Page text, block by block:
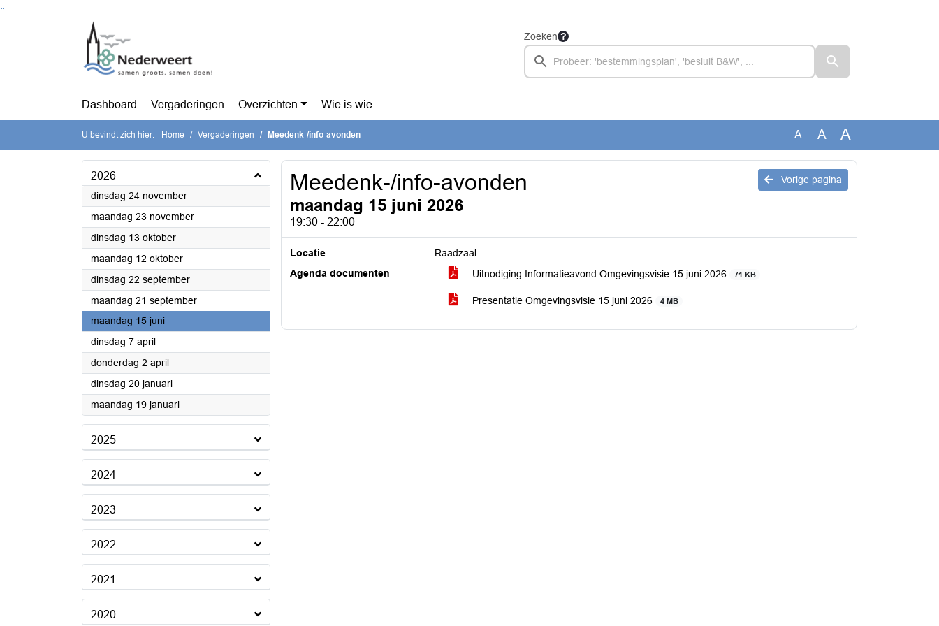
Zoeken
Dashboard Vergaderingen Overzichten Wie is wie
U bevindt zich hier: Home Vergaderingen Meedenk-/info-avonden A A A
2026
dinsdag 24 november2026
maandag 23 november2026
dinsdag 13 oktober2026
maandag 12 oktober2026
dinsdag 22 september2026
maandag 21 september2026
maandag 15 juni2026
dinsdag 7 april2026
donderdag 2 april2026
dinsdag 20 januari2026
maandag 19 januari2026
2025
2024
2023
2022
2021
2020
Vorige pagina
Meedenk-/info-avonden
maandag 15 juni 2026
19:30 - 22:00
Locatie
Raadzaal
Agenda documenten
Uitnodiging Informatieavond Omgevingsvisie 15 juni 2026 71 KB
Presentatie Omgevingsvisie 15 juni 2026 4 MB